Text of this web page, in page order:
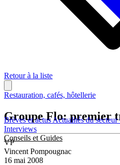
Brèves et actusActualités du secteur
Interviews
Conseils et Guides
Retour à la liste
Restauration, cafés, hôtellerie
Groupe Flo: premier
VP
Vincent Pompougnac
16 mai 2008